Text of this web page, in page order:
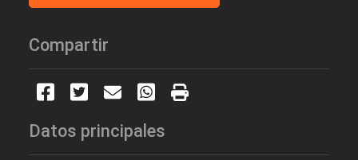
Compartir
Datos principales